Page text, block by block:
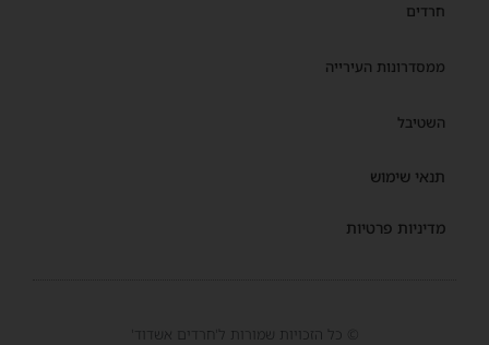
חרדים
ממסדרונות העירייה
השטיבל
תנאי שימוש
מדיניות פרטיות
© כל הזכויות שמורות ל'חרדים אשדוד'